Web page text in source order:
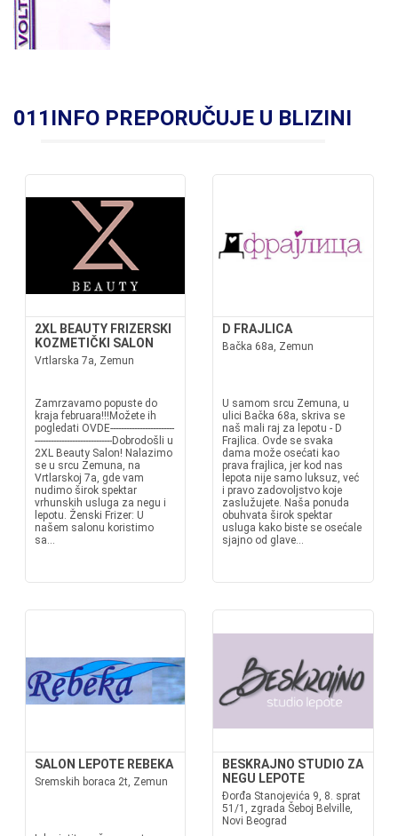
011INFO PREPORUČUJE U BLIZINI
2XL BEAUTY FRIZERSKI
KOZMETIČKI SALON
Vrtlarska 7a, Zemun
Zamrzavamo popuste do
kraja februara!!!Možete ih
pogledati OVDE------------------------
-----------------------------Dobrodošli u
2XL Beauty Salon! Nalazimo
se u srcu Zemuna, na
Vrtlarskoj 7a, gde vam
nudimo širok spektar
vrhunskih usluga za negu i
lepotu. Ženski Frizer: U
našem salonu koristimo
sa...
D FRAJLICA
Bačka 68a, Zemun
U samom srcu Zemuna, u
ulici Bačka 68a, skriva se
naš mali raj za lepotu - D
Frajlica. Ovde se svaka
dama može osećati kao
prava frajlica, jer kod nas
lepota nije samo luksuz, već
i pravo zadovoljstvo koje
zaslužujete. Naša ponuda
obuhvata širok spektar
usluga kako biste se osećale
sjajno od glave...
SALON LEPOTE REBEKA
Sremskih boraca 2t, Zemun
BESKRAJNO STUDIO ZA
NEGU LEPOTE
Đorđa Stanojevića 9, 8. sprat
51/1, zgrada Šeboj Belville,
Novi Beograd